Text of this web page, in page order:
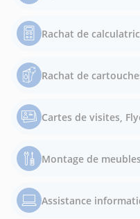
Rachat de
Rachat de
Cartes de visites,
Montage de meubles
Assistance